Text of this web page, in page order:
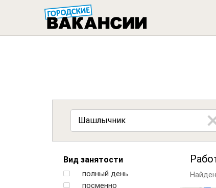
Вид занятости
полный день
посменно